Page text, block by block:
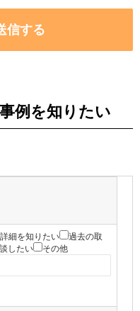
例を知りたい
細を知りたい
過去の取
したい その他